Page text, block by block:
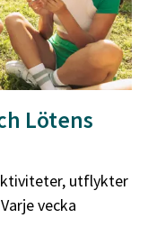
Lötens
utflykter
vecka